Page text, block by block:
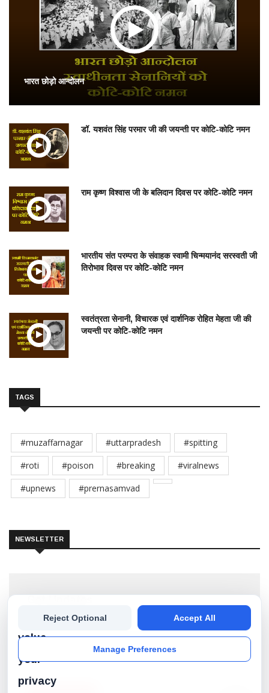
भारत छोड़ो आन्दोलन
डॉ. यशवंत सिंह परमार जी की जयन्ती पर कोटि-कोटि नमन
राम कृष्ण विश्वास जी के बलिदान दिवस पर कोटि-कोटि नमन
भारतीय संत परम्परा के संवाहक स्वामी चिन्मयानंद सरस्वती जी
तिरोभाव दिवस पर कोटि-कोटि नमन
स्वतंत्रता सेनानी, विचारक एवं दार्शनिक रोहित मेहता जी की
जयन्ती पर कोटि-कोटि नमन
TAGS
#muzaffarnagar #uttarpradesh
#spitting
#roti
#poison #breaking
#viralnews
#upnews
#prernasamvad
NEWSLETTER
Subscribe our newsletter to get the best stories into
your inbox!
value
your
privacy
Manage Preferences
Reject Optional Accept All